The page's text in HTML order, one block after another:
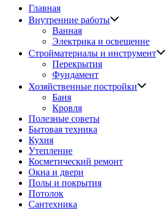
Главная
Внутренние работы
Ванная
Электрика и освещение
Стройматериалы и инструмент
Перекрытия
Фундамент
Хозяйственные постройки
Баня
Кровля
Полезные советы
Бытовая техника
Кухня
Утепление
Косметический ремонт
Окна и двери
Полы и покрытия
Потолок
Сантехника